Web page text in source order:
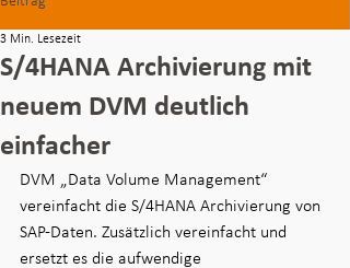
S/4HANA Archivierung mit
neuem DVM deutlich
einfacher
3 Min. Lesezeit
DVM „Data Volume Management“
vereinfacht die S/4HANA Archivierung von
SAP-Daten. Zusätzlich vereinfacht und
ersetzt es die aufwendige